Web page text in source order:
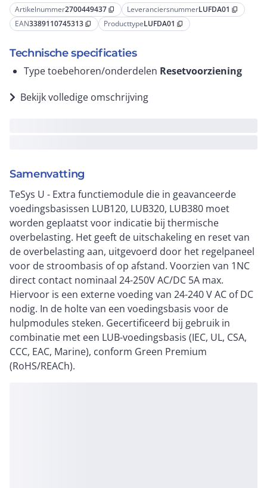
Artikelnummer2700449437 content_copy LeveranciersnummerLUFDA01 content_copy
EAN3389110745313 content_copy ProducttypeLUFDA01 content_copy
Technische specificaties
Type toebehoren/onderdelen Resetvoorziening
Bekijk volledige omschrijving
Samenvatting
TeSys U - Extra functiemodule die in geavanceerde
voedingsbasissen LUB120, LUB320, LUB380 moet
worden geplaatst voor indicatie bij thermische
overbelasting. Het geeft de uitschakeling en reset van
de overbelasting aan, uitgevoerd door het regelpaneel
voor de stroombasis of op afstand. Voorzien van 1NC
direct contact nominaal 24-250V AC/DC 5A max.
Hiervoor is een externe voeding van 24-240 V AC of DC
nodig. In de holte van een voedingsbasis voor de
hulpmodules steken. Gecertificeerd bij gebruik in
combinatie met een LUB-voedingsbasis (IEC, UL, CSA,
CCC, EAC, Marine), conform Green Premium
(RoHS/REACh).